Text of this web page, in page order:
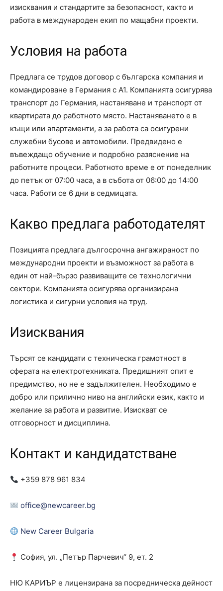
изисквания и стандартите за безопасност, както и
работа в международен екип по мащабни проекти.
Условия на работа
Предлага се трудов договор с българска компания и
командироване в Германия с А1. Компанията осигурява
транспорт до Германия, настаняване и транспорт от
квартирата до работното място. Настаняването е в
къщи или апартаменти, а за работа са осигурени
служебни бусове и автомобили. Предвидено е
въвеждащо обучение и подробно разяснение на
работните процеси. Работното време е от понеделник
до петък от 07:00 часа, а в събота от 06:00 до 14:00
часа. Работи се 6 дни в седмицата.
Какво предлага работодателят
Позицията предлага дългосрочна ангажираност по
международни проекти и възможност за работа в
един от най-бързо развиващите се технологични
сектори. Компанията осигурява организирана
логистика и сигурни условия на труд.
Изисквания
Търсят се кандидати с техническа грамотност в
сферата на електротехниката. Предишният опит е
предимство, но не е задължителен. Необходимо е
добро или прилично ниво на английски език, както и
желание за работа и развитие. Изискват се
отговорност и дисциплина.
Контакт и кандидатстване
+359 878 961 834
office@newcareer.bg
New Career Bulgaria
София, ул. „Петър Парчевич“ 9, ет. 2
НЮ КАРИЪР е лицензирана за посредническа дейност